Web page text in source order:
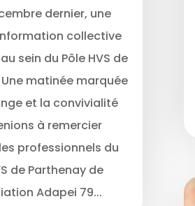
dernier, une
collective
sein du Pôle HVS de
matinée marquée
et la convivialité
à remercier
professionnels du
de Parthenay de
Adapei 79...